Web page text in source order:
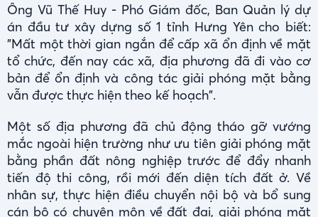
Ông Vũ Thế Huy - Phó Giám đốc, Ban Quản lý dự
án đầu tư xây dựng số 1 tỉnh Hưng Yên cho biết:
"Mất một thời gian ngắn để cấp xã ổn định về mặt
tổ chức, đến nay các xã, địa phương đã đi vào cơ
bản để ổn định và công tác giải phóng mặt bằng
vẫn được thực hiện theo kế hoạch".
Một số địa phương đã chủ động tháo gỡ vướng
mắc ngoài hiện trường như ưu tiên giải phóng mặt
bằng phần đất nông nghiệp trước để đẩy nhanh
tiến độ thi công, rồi mới đến diện tích đất ở. Về
nhân sự, thực hiện điều chuyển nội bộ và bổ sung
cán bộ có chuyên môn về đất đai, giải phóng mặt